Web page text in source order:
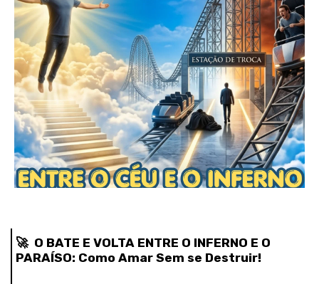
🚀O BATE E VOLTA ENTRE O INFERNO E O
PARAÍSO: Como Amar Sem se Destruir!